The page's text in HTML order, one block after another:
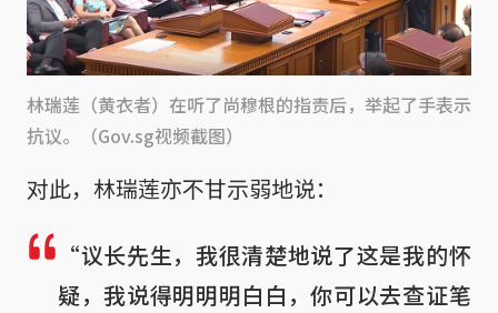
林瑞莲（黄衣者）在听了尚穆根的指责后，举起了手表示
抗议。（Gov.sg视频截图）
对此，林瑞莲亦不甘示弱地说：
“议长先生，我很清楚地说了这是我的怀
疑，我说得明明明白白，你可以去查证笔